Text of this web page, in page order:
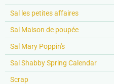
Sal les petites affaires
Sal Maison de poupée
Sal Mary Poppin's
Sal Shabby Spring Calendar
Scrap